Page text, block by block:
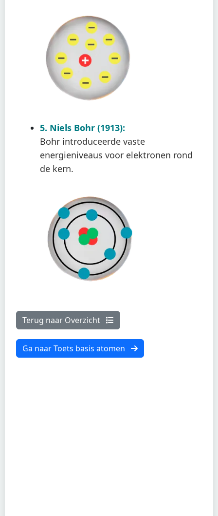
5. Niels Bohr (1913):
Bohr introduceerde vaste
energieniveaus voor elektronen rond
de kern.
Terug naar Overzicht
Ga naar Toets basis atomen